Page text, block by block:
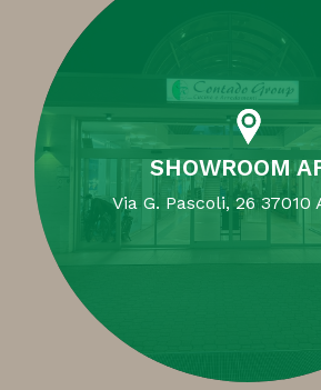
SHOWROOM
Via G. Pascoli, 26 37010